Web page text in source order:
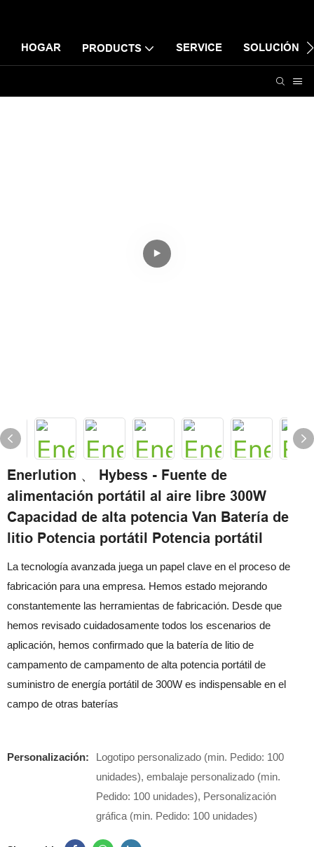
HOGAR PRODUCTS SERVICE SOLUCIÓN
Enerlution 、 Hybess - Fuente de
alimentación portátil al aire libre 300W
Capacidad de alta potencia Van Batería de
litio Potencia portátil Potencia portátil
La tecnología avanzada juega un papel clave en el proceso de
fabricación para una empresa. Hemos estado mejorando
constantemente las herramientas de fabricación. Desde que
hemos revisado cuidadosamente todos los escenarios de
aplicación, hemos confirmado que la batería de litio de
campamento de campamento de alta potencia portátil de
suministro de energía portátil de 300W es indispensable en el
campo de otras baterías
Personalización:
Logotipo personalizado (min. Pedido: 100
unidades), embalaje personalizado (min.
Pedido: 100 unidades), Personalización
gráfica (min. Pedido: 100 unidades)